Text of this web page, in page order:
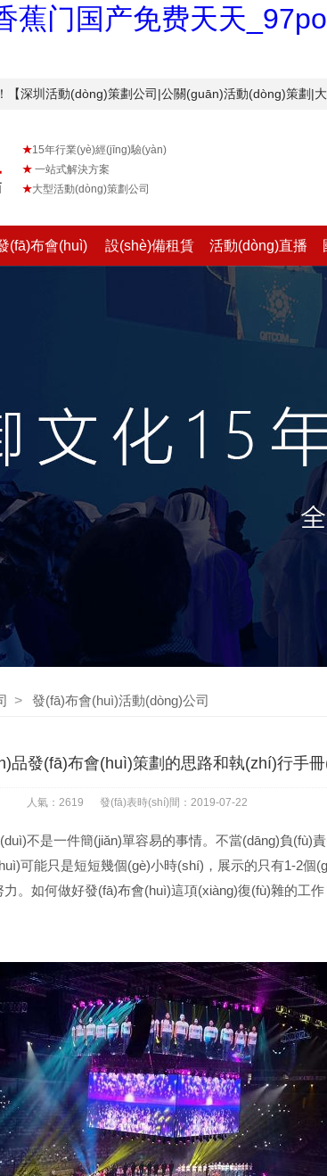
蕉门国产免费天天
深圳活動(dòng)策劃公司|公關(guān)活動(dòng)策劃|
★15年行業(yè)經(jīng)驗(yàn)
★ 一站式解決方案
★大型活動(dòng)策劃公司
(fā)布會(huì) 設(shè)備租賃 活動(dòng)直播
> 發(fā)布會(huì)活動(dòng)公司
品發(fā)布會(huì)策劃的思路和執(zhí)行手
人氣：2619 發(fā)表時(shí)間：2019-07-22
不是一件簡(jiǎn)單容易的事情。不當(dāng)負
可能只是短短幾個(gè)小時(shí)，展示的只有1-2個
。如何做好發(fā)布會(huì)這項(xiàng)復(fù)雜的工作